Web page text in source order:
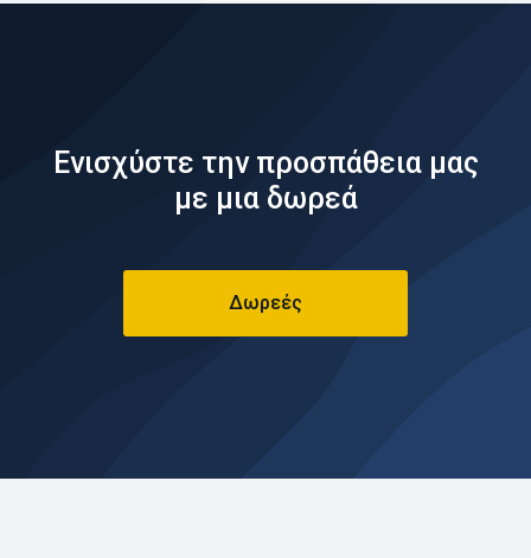
Ενισχύστε την προσπάθεια μας
με μια δωρεά
Δωρεές